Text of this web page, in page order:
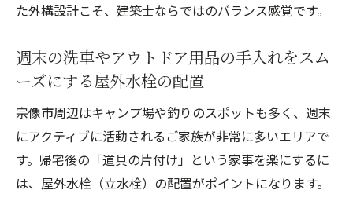
た外構設計こそ、建築士ならではのバランス感覚です。
週末の洗車やアウトドア用品の手入れをスム
ーズにする屋外水栓の配置
宗像市周辺はキャンプ場や釣りのスポットも多く、週末
にアクティブに活動されるご家族が非常に多いエリアで
す。帰宅後の「道具の片付け」という家事を楽にするに
は、屋外水栓（立水栓）の配置がポイントになります。